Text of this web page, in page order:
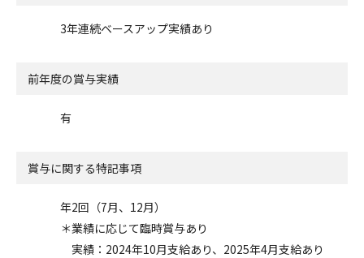
3年連続ベースアップ実績あり
前年度の賞与実績
有
賞与に関する特記事項
年2回（7月、12月）
＊業績に応じて臨時賞与あり
実績：2024年10月支給あり、2025年4月支給あり